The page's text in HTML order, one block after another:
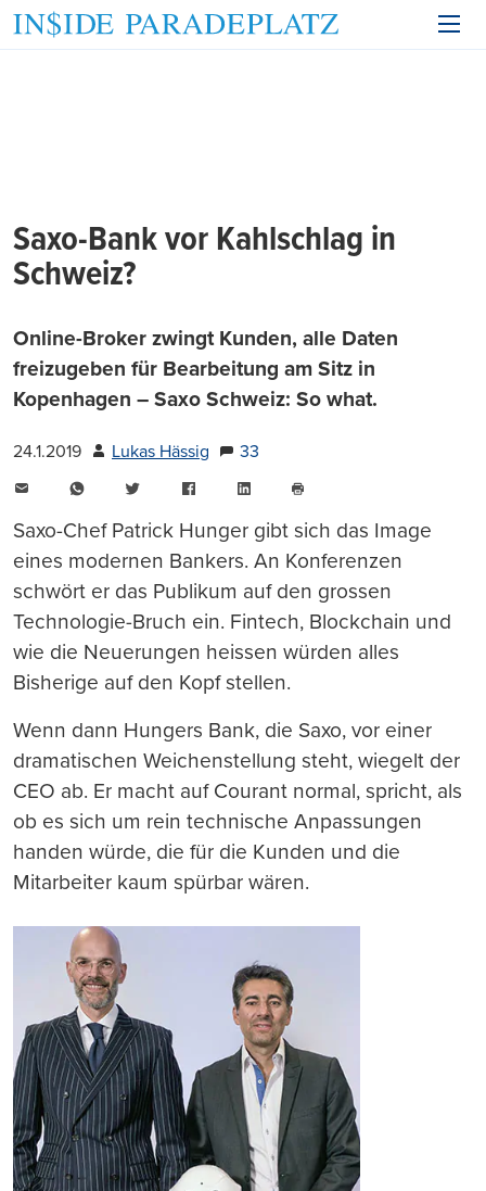
Saxo-Bank vor Kahlschlag in
Schweiz?
Online-Broker zwingt Kunden, alle Daten
freizugeben für Bearbeitung am Sitz in
Kopenhagen – Saxo Schweiz: So what.
24.1.2019 Lukas Hässig
33
WhatsAppTwitter FacebookLinkedIn
drucken
Saxo-Chef Patrick Hunger gibt sich das Image
eines modernen Bankers. An Konferenzen
schwört er das Publikum auf den grossen
Technologie-Bruch ein. Fintech, Blockchain und
wie die Neuerungen heissen würden alles
Bisherige auf den Kopf stellen.
Wenn dann Hungers Bank, die Saxo, vor einer
dramatischen Weichenstellung steht, wiegelt der
CEO ab. Er macht auf Courant normal, spricht, als
ob es sich um rein technische Anpassungen
handen würde, die für die Kunden und die
Mitarbeiter kaum spürbar wären.